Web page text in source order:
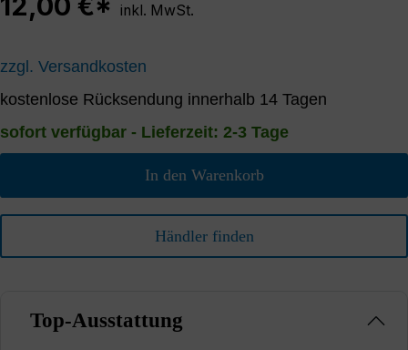
inkl. MwSt.
zzgl. Versandkosten
kostenlose Rücksendung innerhalb 14 Tagen
sofort verfügbar - Lieferzeit: 2-3 Tage
In den Warenkorb
Händler finden
Top-Ausstattung